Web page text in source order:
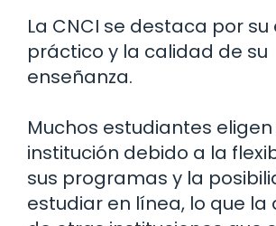
La CNCI se destaca por
práctico y la calidad de su
enseñanza.
Muchos estudiantes
institución debido a la
sus programas y la
estudiar en línea, lo que la